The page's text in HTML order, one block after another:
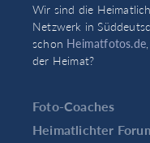
Wir sind die
Netzwerk in
schon Heimatfotos.de
der Heimat?
Foto-Coaches
Heimatlichter